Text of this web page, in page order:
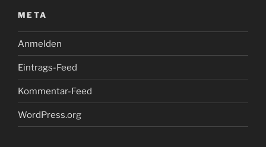
META
Anmelden
Eintrags-Feed
Kommentar-Feed
WordPress.org